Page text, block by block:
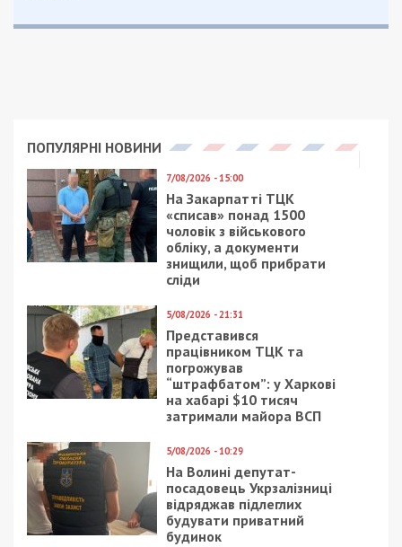
ПОПУЛЯРНІ НОВИНИ
7/08/2026 - 15:00
На Закарпатті ТЦК
«списав» понад 1500
чоловік з військового
обліку, а документи
знищили, щоб прибрати
сліди
5/08/2026 - 21:31
Представився
працівником ТЦК та
погрожував
“штрафбатом”: у Харкові
на хабарі $10 тисяч
затримали майора ВСП
5/08/2026 - 10:29
На Волині депутат-
посадовець Укрзалізниці
відряджав підлеглих
будувати приватний
будинок